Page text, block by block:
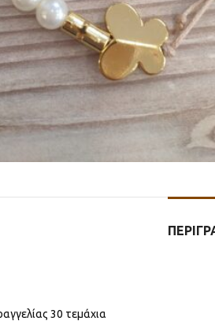
30 τεμάχια